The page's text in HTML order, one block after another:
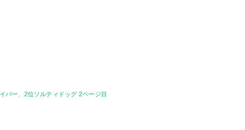
バー、2位ソルティドッグ 2ページ目